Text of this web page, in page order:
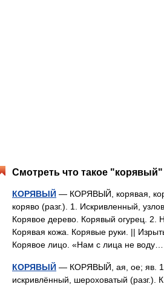
Смотреть что такое
КОРЯВЫЙ — КОРЯВЫЙ, корявая,
коряво (разг.). 1. Искривленный,
Корявое дерево. Корявый огурец. 2.
Корявая кожа. Корявые руки. ||
Корявое лицо. «Нам с лица не
КОРЯВЫЙ — КОРЯВЫЙ, ая, ое; яв. 1.
искривлённый, шероховатый (разг.).